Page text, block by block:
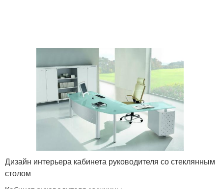
Дизайн интерьера кабинета руководителя со стеклянным
столом